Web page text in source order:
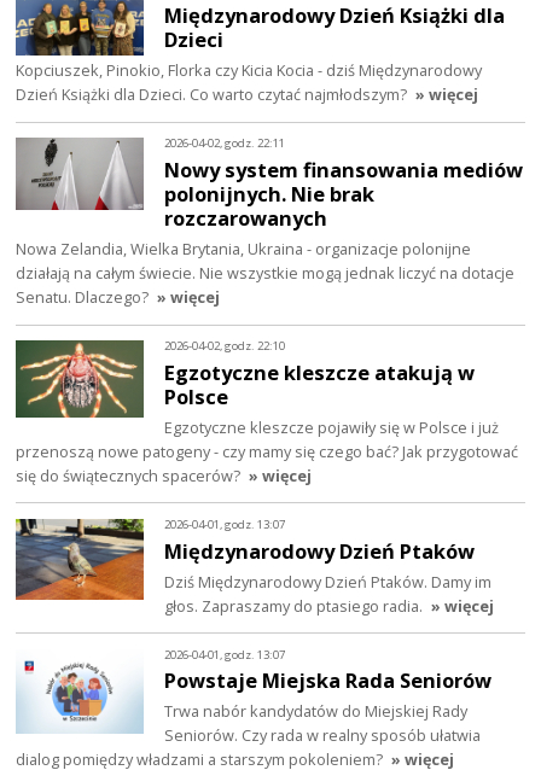
Międzynarodowy Dzień Książki dla
Dzieci
Kopciuszek, Pinokio, Florka czy Kicia Kocia - dziś Międzynarodowy
Dzień Książki dla Dzieci. Co warto czytać najmłodszym? » więcej
2026-04-02, godz. 22:11
Nowy system finansowania mediów
polonijnych. Nie brak
rozczarowanych
Nowa Zelandia, Wielka Brytania, Ukraina - organizacje polonijne
działają na całym świecie. Nie wszystkie mogą jednak liczyć na dotacje
Senatu. Dlaczego? » więcej
2026-04-02, godz. 22:10
Egzotyczne kleszcze atakują w
Polsce
Egzotyczne kleszcze pojawiły się w Polsce i już
przenoszą nowe patogeny - czy mamy się czego bać? Jak przygotować
się do świątecznych spacerów? » więcej
2026-04-01, godz. 13:07
Międzynarodowy Dzień Ptaków
Dziś Międzynarodowy Dzień Ptaków. Damy im
głos. Zapraszamy do ptasiego radia. » więcej
2026-04-01, godz. 13:07
Powstaje Miejska Rada Seniorów
Trwa nabór kandydatów do Miejskiej Rady
Seniorów. Czy rada w realny sposób ułatwia
dialog pomiędzy władzami a starszym pokoleniem? » więcej